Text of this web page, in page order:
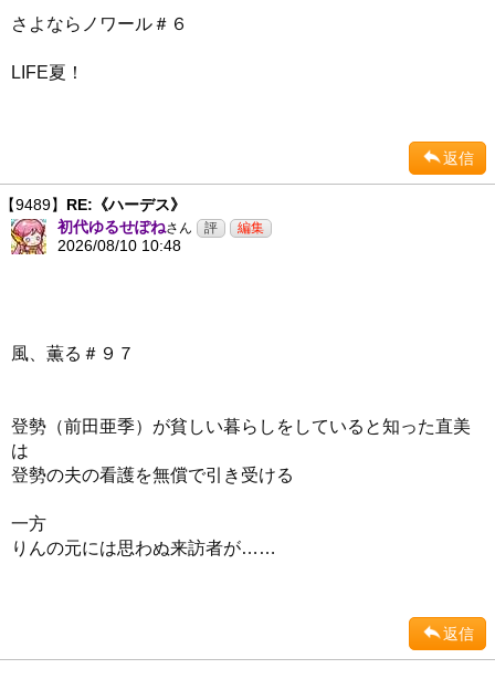
さよならノワール＃６
LIFE夏！
返信
【9489】 RE:《ハーデス》
初代ゆるせぽねさん
2026/08/10 10:48
風、薫る＃９７
登勢（前田亜季）が貧しい暮らしをしていると知った直美
は
登勢の夫の看護を無償で引き受ける
一方
りんの元には思わぬ来訪者が……
返信